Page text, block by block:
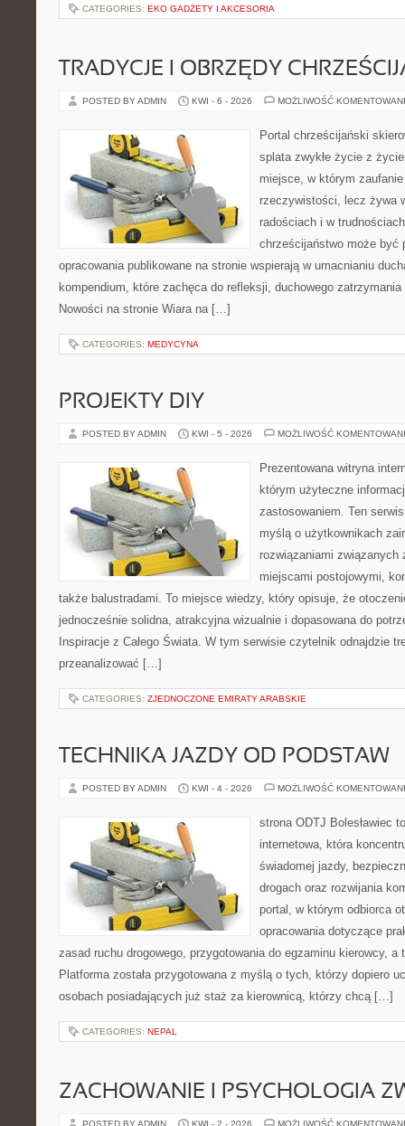
CATEGORIES: EKO GADŻETY I AKCESORIA
TRADYCJE I OBRZĘDY
POSTED BY ADMIN KWI - 6 - 2026 MOŻLIWOŚĆ
Portal chrześcijański
splata zwykłe życie z
miejsce, w którym
rzeczywistości, lecz żywa
radościach i w
chrześcijaństwo może być
opracowania publikowane na stronie wspierają w umacnianiu
kompendium, które zachęca do refleksji, duchowego
Nowości na stronie Wiara na […]
CATEGORIES: MEDYCYNA
PROJEKTY DIY
POSTED BY ADMIN KWI - 5 - 2026 MOŻLIWOŚĆ
Prezentowana witryna
którym użyteczne
zastosowaniem. Ten
myślą o użytkownikach
rozwiązaniami związanych
miejscami postojowymi,
także balustradami. To miejsce wiedzy, który opisuje, że
jednocześnie solidna, atrakcyjna wizualnie i dopasowana do
Inspiracje z Całego Świata. W tym serwisie czytelnik odnajdzie
przeanalizować […]
CATEGORIES: ZJEDNOCZONE EMIRATY ARABSKIE
TECHNIKA JAZDY OD PODSTAW
POSTED BY ADMIN KWI - 4 - 2026 MOŻLIWOŚĆ
strona ODTJ Bolesławiec
internetowa, która
świadomej jazdy,
drogach oraz rozwijania
portal, w którym odbiorca
opracowania dotyczące
zasad ruchu drogowego, przygotowania do egzaminu kierowcy,
Platforma została przygotowana z myślą o tych, którzy dopiero
osobach posiadających już staż za kierownicą, którzy chcą […]
CATEGORIES: NEPAL
ZACHOWANIE I PSYCHOLOGIA
POSTED BY ADMIN KWI - 2 - 2026 MOŻLIWOŚĆ